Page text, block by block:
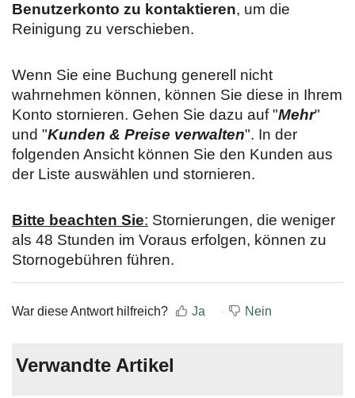
Benutzerkonto zu kontaktieren, um die
Reinigung zu verschieben.
Wenn Sie eine Buchung generell nicht
wahrnehmen können, können Sie diese in Ihrem
Konto stornieren. Gehen Sie dazu auf "Mehr"
und "Kunden & Preise verwalten". In der
folgenden Ansicht können Sie den Kunden aus
der Liste auswählen und stornieren.
Bitte beachten Sie: Stornierungen, die weniger
als 48 Stunden im Voraus erfolgen, können zu
Stornogebühren führen.
War diese Antwort hilfreich? Ja Nein
Verwandte Artikel